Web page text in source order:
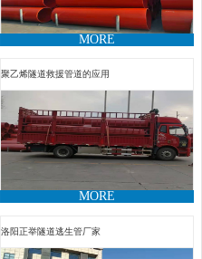
MORE
聚乙烯隧道救援管道的应用
MORE
洛阳正举隧道逃生管厂家